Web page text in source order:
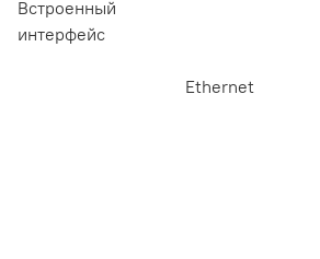
Встроенный
интерфейс
Ethernet